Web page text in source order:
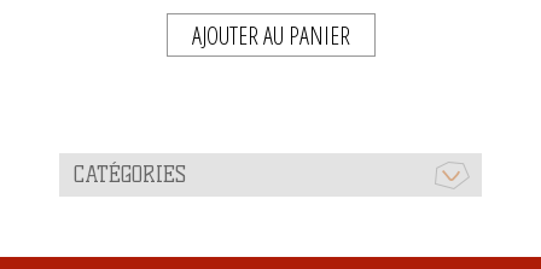
AJOUTER AU PANIER
CATÉGORIES